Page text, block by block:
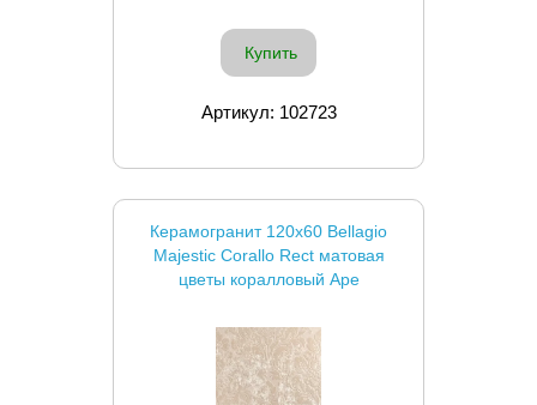
Купить
Артикул: 102723
Керамогранит 120x60 Bellagio
Majestic Corallo Rect матовая
цветы коралловый Ape